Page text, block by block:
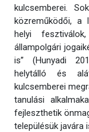
kulcsemberei.
közreműködői, a
helyi
állampolgári
is” (Hunyadi
helytálló és
kulcsemberei
tanulási
fejleszthetik
településük javára